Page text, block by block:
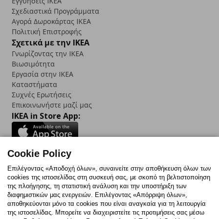
Σχεδιαστικά Προγράμματα
Αγορά Δωρoκάρτας IKEA
Πολιτική Επιστροφής
Σχετικά με την IKEA
Γνωρίζοντας την IKEA
Βιωσιμότητα
Εργασία στην IKEA
Καταστήματα
Συχνές Ερωτήσεις
Επικοινωνήστε μαζί μας
IKEA in Store App:
Follow us:
FacebookInstagram
TikTokYoutubePinterestTwitter
Cookie Policy
Επιλέγοντας «Αποδοχή όλων», συναινείτε στην αποθήκευση όλων των
cookies της ιστοσελίδας στη συσκευή σας, με σκοπό τη βελτιστοποίηση
της πλοήγησης, τη στατιστική ανάλυση και την υποστήριξη των
διαφημιστικών μας ενεργειών. Επιλέγοντας «Απόρριψη όλων»,
αποθηκεύονται μόνο τα cookies που είναι αναγκαία για τη λειτουργία
της ιστοσελίδας. Μπορείτε να διαχειριστείτε τις προτιμήσεις σας μέσω